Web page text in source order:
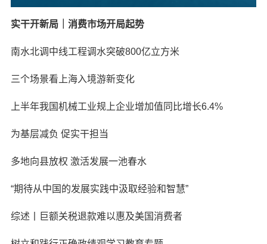
实干开新局｜消费市场开局起势
南水北调中线工程调水突破800亿立方米
三个场景看上海入境游新变化
上半年我国机械工业规上企业增加值同比增长6.4%
为基层减负 促实干担当
多地向县放权 激活发展一池春水
“期待从中国的发展实践中汲取经验和智慧”
综述丨巨额关税退款难以惠及美国消费者